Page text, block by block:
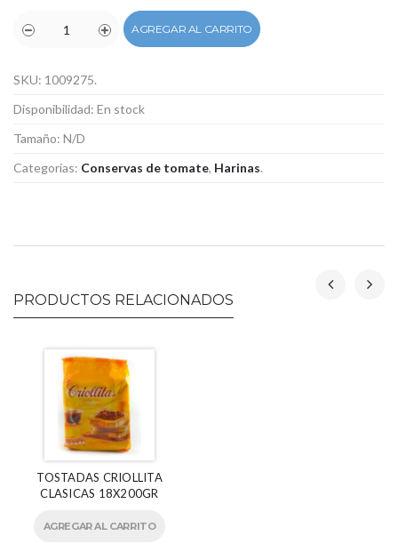
AGREGAR AL CARRITO
SKU: 1009275.
Disponibilidad: En stock
Tamaño: N/D
Categorías: Conservas de tomate, Harinas.
PRODUCTOS RELACIONADOS
TOSTADAS CRIOLLITA
CLASICAS 18X200GR
AGREGAR AL CARRITO